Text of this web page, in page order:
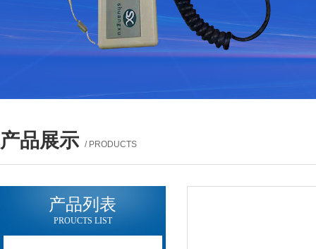
产品展示 / PRODUCTS
产品列表
PROUCTS LIST